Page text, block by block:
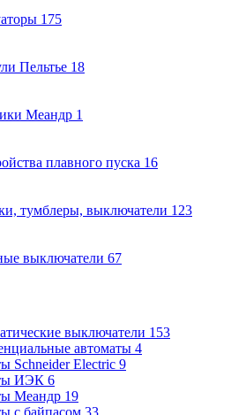
175
Пельтье 18
Меандр 1
плавного пуска 16
тумблеры, выключатели 123
выключатели 67
выключатели 153
автоматы 4
Schneider Electric 9
ИЭК 6
Меандр 19